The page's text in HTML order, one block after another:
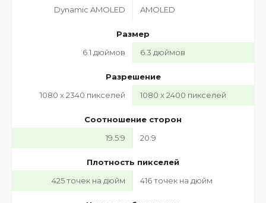
Dynamic AMOLED
AMOLED
Размер
6.1 дюймов
6.3 дюймов
Разрешение
1080 x 2340 пикселей
1080 x 2400 пикселей
Соотношение сторон
19.5:9
20:9
Плотность пикселей
425 точек на дюйм
416 точек на дюйм